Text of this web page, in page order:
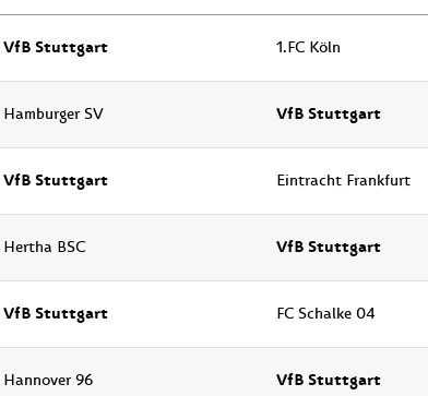
VfB Stuttgart 1.FC Köln
Hamburger SV VfB Stuttgart
VfB Stuttgart Eintracht Frankfurt
Hertha BSC VfB Stuttgart
VfB Stuttgart FC Schalke 04
Hannover 96 VfB Stuttgart